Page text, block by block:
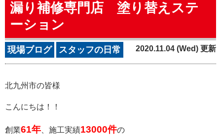
漏り補修専門店 塗り替えステ
ーション
現場ブログ スタッフの日常 2020.11.04 (Wed) 更新
北九州市の皆様
こんにちは！！
創業61年 、施工実績13000件の